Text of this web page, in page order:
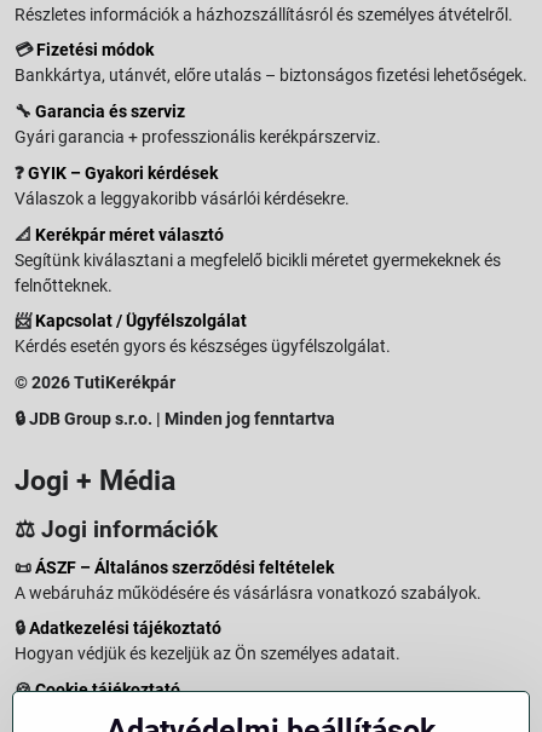
Részletes információk a házhozszállításról és személyes átvételről.
💳Fizetési módok
Bankkártya, utánvét, előre utalás – biztonságos fizetési lehetőségek.
🔧 Garancia és szerviz
Gyári garancia + professzionális kerékpárszerviz.
❓GYIK – Gyakori kérdések
Válaszok a leggyakoribb vásárlói kérdésekre.
📐 Kerékpár méret választó
Segítünk kiválasztani a megfelelő bicikli méretet gyermekeknek és
felnőtteknek.
📨Kapcsolat / Ügyfélszolgálat
Kérdés esetén gyors és készséges ügyfélszolgálat.
© 2026 TutiKerékpár
🔒 JDB Group s.r.o. | Minden jog fenntartva
Jogi + Média
⚖️ Jogi információk
📜ÁSZF – Általános szerződési feltételek
A webáruház működésére és vásárlásra vonatkozó szabályok.
🔒Adatkezelési tájékoztató
Hogyan védjük és kezeljük az Ön személyes adatait.
🍪Cookie tájékoztató
A weboldalon használt sütikről és adatkezelésről.